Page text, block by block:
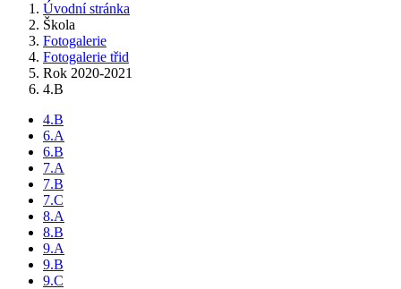
Úvodní stránka
Škola
Fotogalerie
Fotogalerie třid
Rok 2020-2021
4.B
4.B
6.A
6.B
7.A
7.B
7.C
8.A
8.B
9.A
9.B
9.C